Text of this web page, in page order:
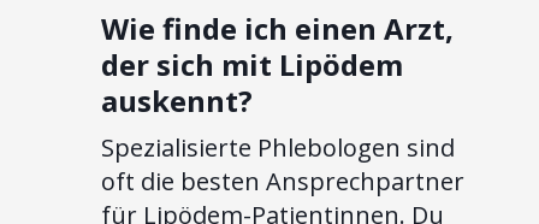
Wie finde ich einen Arzt,
der sich mit Lipödem
auskennt?
Spezialisierte Phlebologen sind
oft die besten Ansprechpartner
für Lipödem-Patientinnen. Du